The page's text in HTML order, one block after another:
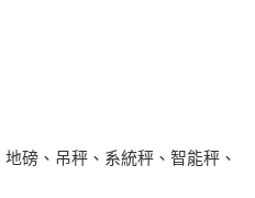
磅、吊秤、系統秤、智能秤、